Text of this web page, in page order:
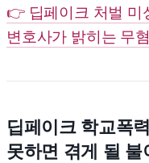
👉 딥페이크 처벌 미
변호사가 밝히는 무
딥페이크 학교폭
못하면 겪게 될 불